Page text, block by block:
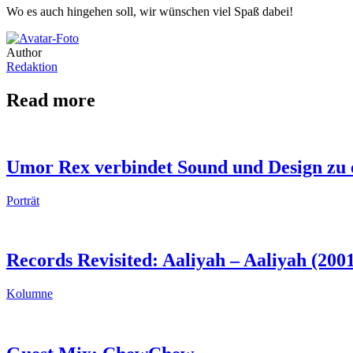
Wo es auch hingehen soll, wir wünschen viel Spaß dabei!
Author
Redaktion
Read more
Umor Rex verbindet Sound und Design zu
Porträt
Records Revisited: Aaliyah – Aaliyah
Kolumne